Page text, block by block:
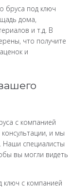
бруса под ключ
дома,
и т.д. В
что получите
и
с компанией
и мы
Наши специалисты
вы могли видеть
ключ с компанией